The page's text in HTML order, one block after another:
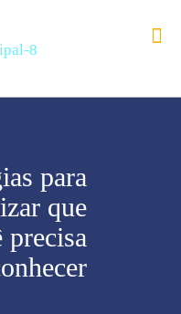
para
que
precisa